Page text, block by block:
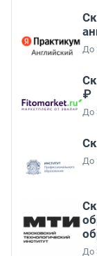
До
₽
До
До
До